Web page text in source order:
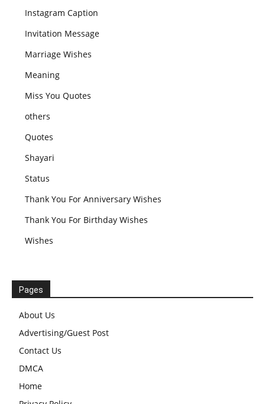
Instagram Caption
Invitation Message
Marriage Wishes
Meaning
Miss You Quotes
others
Quotes
Shayari
Status
Thank You For Anniversary Wishes
Thank You For Birthday Wishes
Wishes
Pages
About Us
Advertising/Guest Post
Contact Us
DMCA
Home